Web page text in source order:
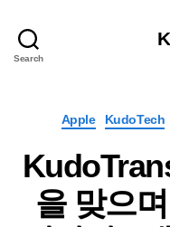
Search
Apple KudoTech
을 맞으